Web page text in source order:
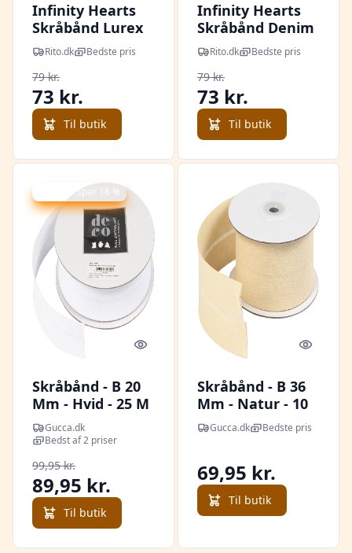
Infinity Hearts
Skråbånd Lurex
40/20mm 01 Sølv
Rito.dk Bedste pris
79 kr.
73 kr.
Til butik
Infinity Hearts
Skråbånd Denim
44/25mm 02
Marineblå
Rito.dk Bedste pris
79 kr.
73 kr.
Til butik
Udsalg - spar 16 %
Quick look
Skråbånd - B 20
Mm - Hvid - 25 M
Gucca.dk
Bedst af 2 priser
99,95 kr.
89,95 kr.
Til butik
Quick
Skråbånd - B 36
Mm - Natur - 10
MGucca.dk Bedste pris
69,95 kr.
Til butik